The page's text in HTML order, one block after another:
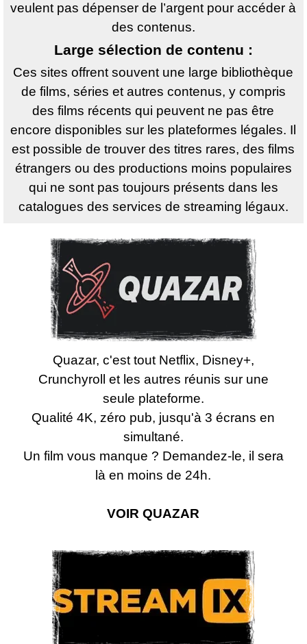
veulent pas dépenser de l’argent pour accéder à
des contenus.
Large sélection de contenu :
Ces sites offrent souvent une large bibliothèque
de films, séries et autres contenus, y compris
des films récents qui peuvent ne pas être
encore disponibles sur les plateformes légales. Il
est possible de trouver des titres rares, des films
étrangers ou des productions moins populaires
qui ne sont pas toujours présents dans les
catalogues des services de streaming légaux.
Quazar, c'est tout Netflix, Disney+,
Crunchyroll et les autres réunis sur une
seule plateforme.
Qualité 4K, zéro pub, jusqu'à 3 écrans en
simultané.
Un film vous manque ? Demandez-le, il sera
là en moins de 24h.
VOIR QUAZAR